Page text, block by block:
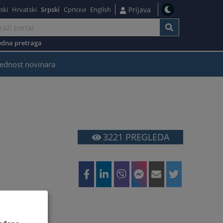
Hrvatski Srpski Српски English Prijava
pretraga
novinara
3221 PREGLEDA